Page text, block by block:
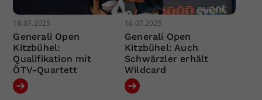
18.07.2025
Generali Open
Kitzbühel:
Qualifikation mit
ÖTV-Quartett
16.07.2025
Generali Open
Kitzbühel: Auch
Schwärzler erhält
Wildcard